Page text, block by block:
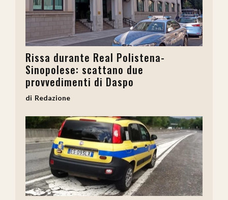
Rissa durante Real Polistena-
Sinopolese: scattano due
provvedimenti di Daspo
Redazione